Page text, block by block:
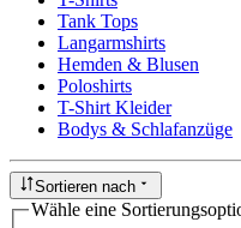
Tank Tops
Langarmshirts
Hemden & Blusen
Poloshirts
T-Shirt Kleider
Bodys & Schlafanzüge
Sortieren nach
Wähle eine